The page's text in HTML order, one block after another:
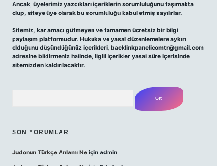
Ancak, üyelerimiz yazdıkları içeriklerin sorumluluğunu taşımakta
olup, siteye üye olarak bu sorumluluğu kabul etmiş sayılırlar.
Sitemiz, kar amacı gütmeyen ve tamamen ücretsiz bir bilgi
paylaşım platformudur. Hukuka ve yasal düzenlemelere aykırı
olduğunu düşündüğünüz içerikleri, backlinkpanelicomtr@gmail.com
adresine bildirmeniz halinde, ilgili içerikler yasal süre içerisinde
sitemizden kaldırılacaktır.
SON YORUMLAR
Judonun Türkçe Anlamı Ne için admin